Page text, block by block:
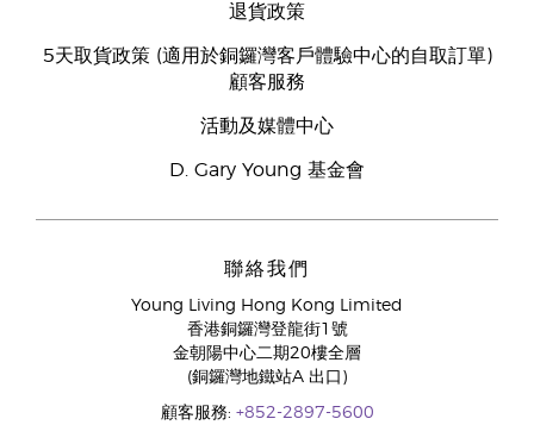
退貨政策
5天取貨政策 (適用於銅鑼灣客戶體驗中心的自取訂單)
顧客服務
活動及媒體中心
D. Gary Young 基金會
聯絡我們
Young Living Hong Kong Limited
香港銅鑼灣登龍街1號
金朝陽中心二期20樓全層
(銅鑼灣地鐵站A 出口)
顧客服務: +852-2897-5600